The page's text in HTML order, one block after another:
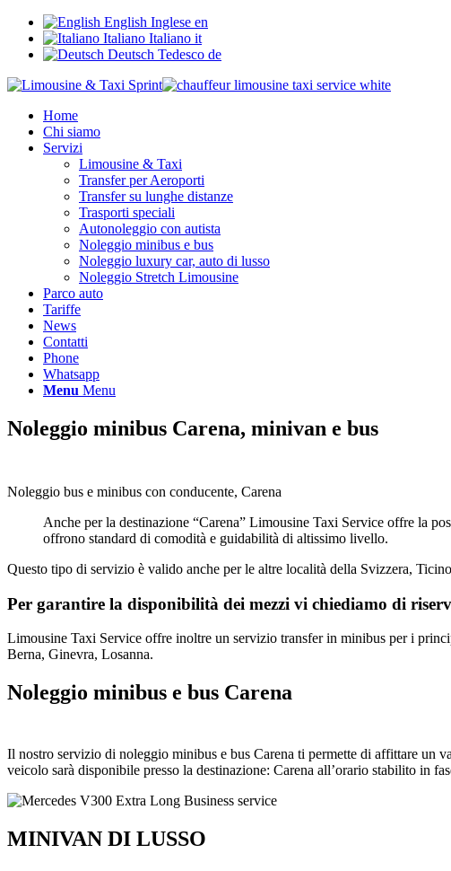
English Inglese en
Italiano Italiano it
Deutsch Tedesco de
Home
Chi siamo
Servizi
Limousine & Taxi
Transfer per Aeroporti
Transfer su lunghe distanze
Trasporti speciali
Autonoleggio con autista
Noleggio minibus e bus
Noleggio luxury car, auto di lusso
Noleggio Stretch Limousine
Parco auto
Tariffe
News
Contatti
Phone
Whatsapp
Menu Menu
Noleggio minibus Carena, minivan e bus
Noleggio bus e minibus con conducente, Carena
Anche per la destinazione “Carena” Limousine Taxi Service offre la
offrono standard di comodità e guidabilità di altissimo livello.
Questo tipo di servizio è valido anche per le altre località della Svizzera,
Per garantire la disponibilità dei mezzi vi chiediamo di
Limousine Taxi Service offre inoltre un servizio transfer in minibus per i
Berna, Ginevra, Losanna.
Noleggio minibus e bus Carena
Il nostro servizio di noleggio minibus e bus Carena ti permette di affittare un
veicolo sarà disponibile presso la destinazione: Carena all’orario stabilito in
MINIVAN DI LUSSO